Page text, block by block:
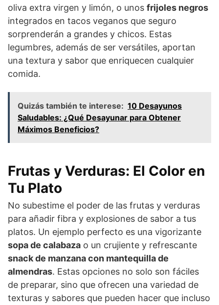
oliva extra virgen y limón, o unos frijoles negros
integrados en tacos veganos que seguro
sorprenderán a grandes y chicos. Estas
legumbres, además de ser versátiles, aportan
una textura y sabor que enriquecen cualquier
comida.
Quizás también te interese: 10 Desayunos
Saludables: ¿Qué Desayunar para Obtener
Máximos Beneficios?
Frutas y Verduras: El Color en
Tu Plato
No subestime el poder de las frutas y verduras
para añadir fibra y explosiones de sabor a tus
platos. Un ejemplo perfecto es una vigorizante
sopa de calabaza o un crujiente y refrescante
snack de manzana con mantequilla de
almendras. Estas opciones no solo son fáciles
de preparar, sino que ofrecen una variedad de
texturas y sabores que pueden hacer que incluso